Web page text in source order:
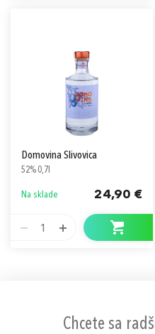
Domovina Slivovica
52% 0,7l
Na sklade 24,90 €
1
Chcete sa